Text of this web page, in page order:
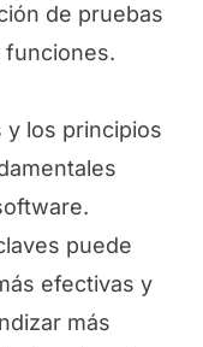
de pruebas
funciones.
y los principios
puede
efectivas y
más